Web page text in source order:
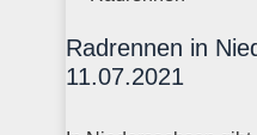
Radrennen in
11.07.2021